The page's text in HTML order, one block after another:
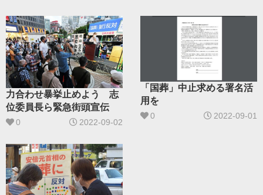
力合わせ暴挙止めよう 志
位委員長ら緊急街頭宣伝
0 2022-09-02
「国葬」中止求める署名活
用を
0 2022-09-01